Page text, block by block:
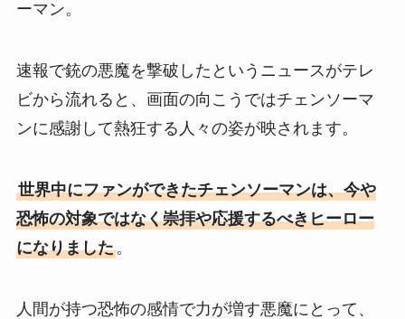
ーマン。
速報で銃の悪魔を撃破したというニュースがテレ
ビから流れると、画面の向こうではチェンソーマ
ンに感謝して熱狂する人々の姿が映されます。
世界中にファンができたチェンソーマンは、今や
恐怖の対象ではなく崇拝や応援するべきヒーロー
になりました。
人間が持つ恐怖の感情で力が増す悪魔にとって、